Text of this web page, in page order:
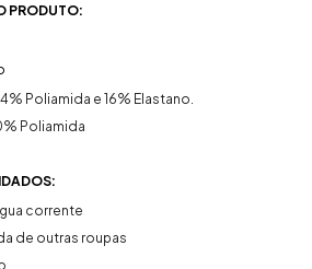
PRODUTO:
Poliamida e 16% Elastano.
Poliamida
corrente
de outras roupas